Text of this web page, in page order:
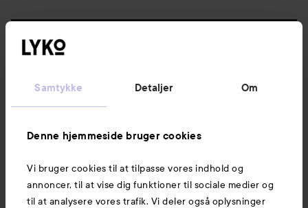
Samtykke Detaljer Om
Denne hjemmeside bruger cookies
Vi bruger cookies til at tilpasse vores indhold og
annoncer, til at vise dig funktioner til sociale medier og
til at analysere vores trafik. Vi deler også oplysninger
Kundeservice
Information
Mere at udforske